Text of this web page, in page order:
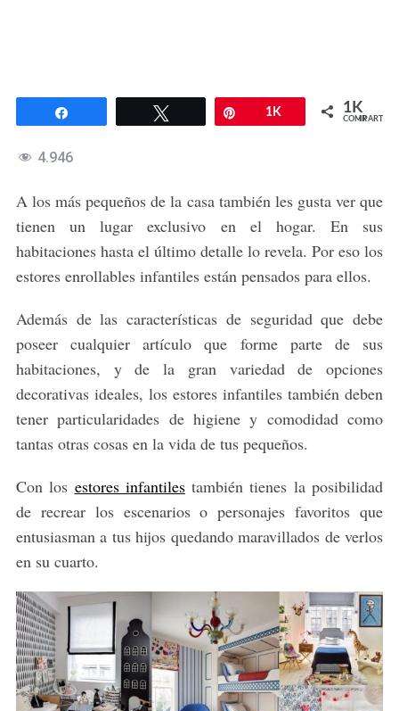
Twittear 1K 1K
COMPARTIR
4.946
A los más pequeños de la casa también les gusta ver que
tienen un lugar exclusivo en el hogar. En sus
habitaciones hasta el último detalle lo revela. Por eso los
estores enrollables infantiles están pensados para ellos.
Además de las características de seguridad que debe
poseer cualquier artículo que forme parte de sus
habitaciones, y de la gran variedad de opciones
decorativas ideales, los estores infantiles también deben
tener particularidades de higiene y comodidad como
tantas otras cosas en la vida de tus pequeños.
Con los estores infantilestambién tienes la posibilidad
de recrear los escenarios o personajes favoritos que
entusiasman a tus hijos quedando maravillados de verlos
en su cuarto.